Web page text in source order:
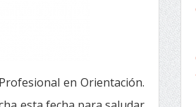
en Orientación.